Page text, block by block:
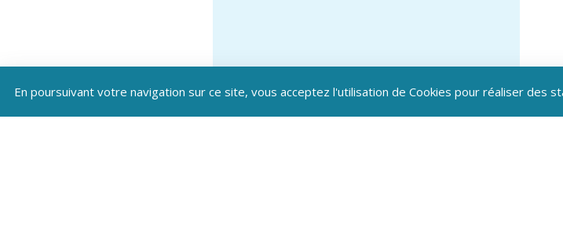
En poursuivant votre navigation sur ce site, vous acceptez l'utilisation de Cookies pour réaliser des